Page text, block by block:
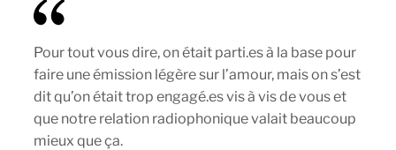
Pour tout vous dire, on était parti.es à la base pour
faire une émission légère sur l’amour, mais on s’est
dit qu’on était trop engagé.es vis à vis de vous et
que notre relation radiophonique valait beaucoup
mieux que ça.